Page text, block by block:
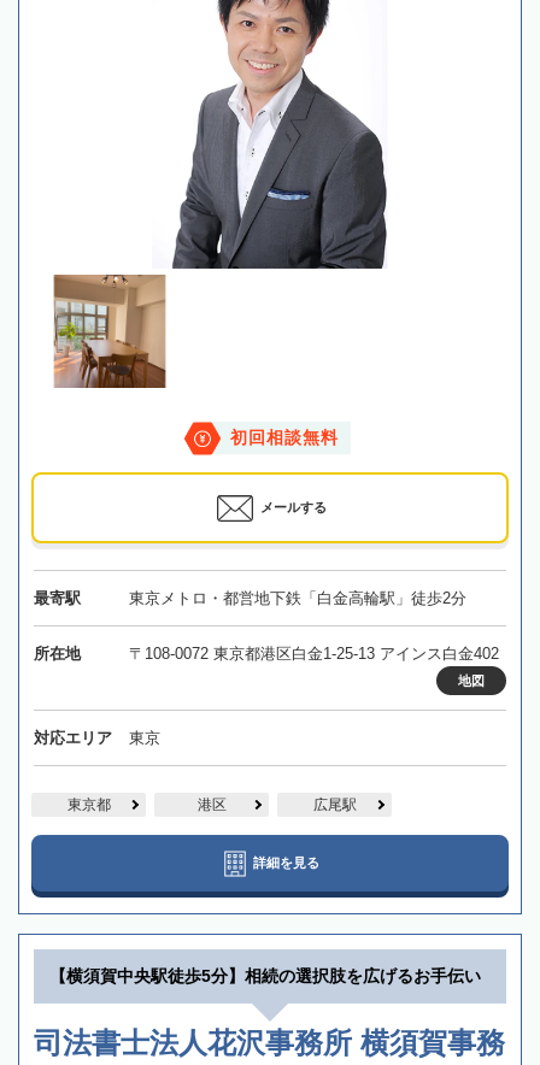
初回相談無料
メールする
最寄駅 東京メトロ・都営地下鉄「白金高輪駅」徒歩2分
所在地 〒108-0072 東京都港区白金1-25-13 アインス白金402
地図
対応エリア 東京
東京都 港区 広尾駅
詳細を見る
【横須賀中央駅徒歩5分】相続の選択肢を広げるお手伝い
司法書士法人花沢事務所 横須賀事務